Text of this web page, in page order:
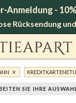
Anmeldung -
Rücksendung
SIE IHRE